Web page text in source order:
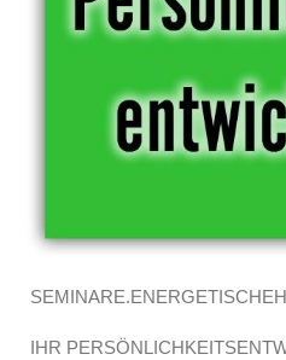
IHR